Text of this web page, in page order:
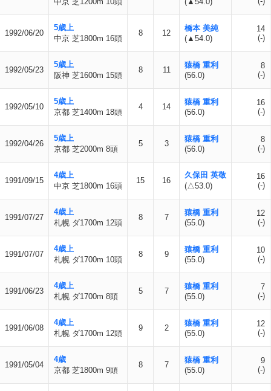
1992/06/20
5歳上
中京 芝1800m 16頭
8 12
橋本 美純
(▲54.0)
14
(-)
1992/05/23
5歳上
阪神 芝1600m 15頭
8 11
猿橋 重利
(56.0)
8
(-)
1992/05/10
5歳上
京都 芝1400m 18頭
4 14
猿橋 重利
(56.0)
16
(-)
1992/04/26
5歳上
京都 芝2000m 8頭
5 3
猿橋 重利
(56.0)
8
(-)
1991/09/15
4歳上
中京 芝1800m 16頭
15 16
久保田 英敬
(△53.0)
16
(-)
1991/07/27
4歳上
札幌 ダ1700m 12頭
8 7
猿橋 重利
(55.0)
12
(-)
1991/07/07
4歳上
札幌 ダ1700m 10頭
8 9
猿橋 重利
(55.0)
10
(-)
1991/06/23
4歳上
札幌 ダ1700m 8頭
5 7
猿橋 重利
(55.0)
7
(-)
1991/06/08
4歳上
札幌 ダ1700m 12頭
9 2
猿橋 重利
(55.0)
12
(-)
1991/05/04
4歳
京都 芝1800m 9頭
8 7
猿橋 重利
(55.0)
9
(-)